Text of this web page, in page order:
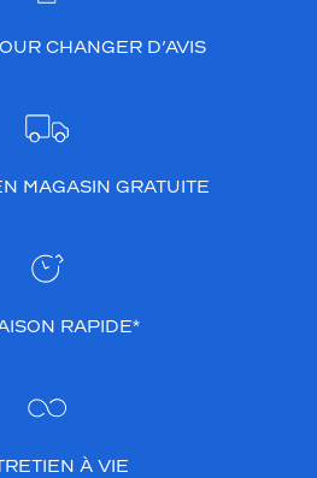
CHANGER D’AVIS
MAGASIN GRATUITE
RAPIDE*
À VIE